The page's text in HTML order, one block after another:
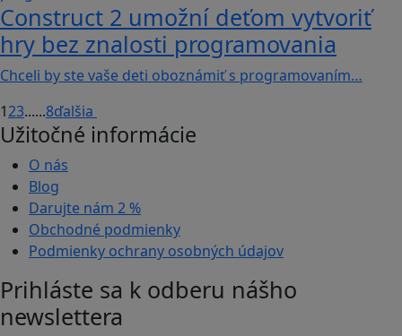
Construct 2 umožní deťom vytvoriť
hry bez znalosti programovania
Chceli by ste vaše deti oboznámiť s programovaním…
123......8ďalšia
Užitočné informácie
O nás
Blog
Darujte nám 2 %
Obchodné podmienky
Podmienky ochrany osobných údajov
Prihláste sa k odberu nášho
newslettera